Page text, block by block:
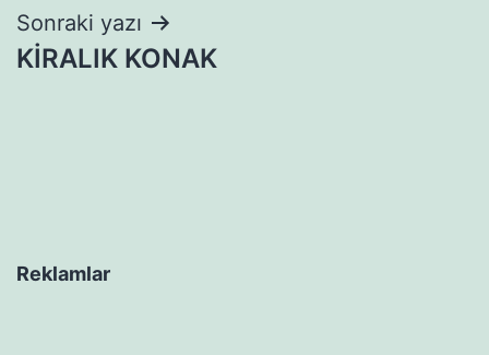
Sonraki yazı
KİRALIK KONAK
Reklamlar